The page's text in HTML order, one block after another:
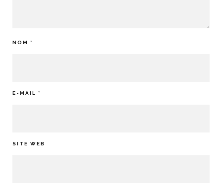
NOM *
E-MAIL *
SITE WEB